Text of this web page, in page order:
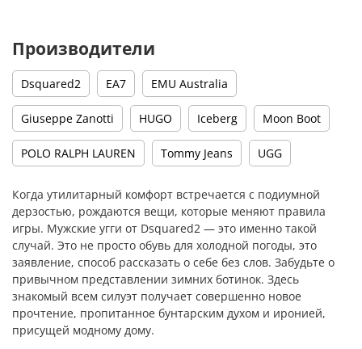
Производители
Dsquared2 EA7 EMU Australia
Giuseppe Zanotti HUGO Iceberg Moon Boot
POLO RALPH LAUREN Tommy Jeans UGG
Когда утилитарный комфорт встречается с подиумной
дерзостью, рождаются вещи, которые меняют правила
игры. Мужские угги от Dsquared2 — это именно такой
случай. Это не просто обувь для холодной погоды, это
заявление, способ рассказать о себе без слов. Забудьте о
привычном представлении зимних ботинок. Здесь
знакомый всем силуэт получает совершенно новое
прочтение, пропитанное бунтарским духом и иронией,
присущей модному дому.